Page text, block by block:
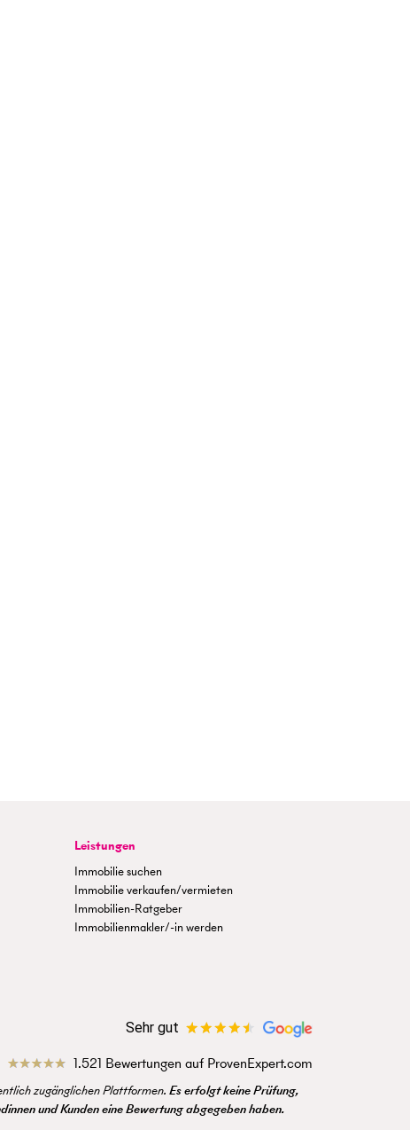
Leistungen
Immobilie suchen
Immobilie verkaufen/vermieten
Immobilien-Ratgeber
Immobilienmakler/-in werden
Sehr gut
1.521 Bewertungen auf ProvenExpert.com
zugänglichen Plattformen. Es erfolgt keine Prüfung,
und Kunden eine Bewertung abgegeben haben.